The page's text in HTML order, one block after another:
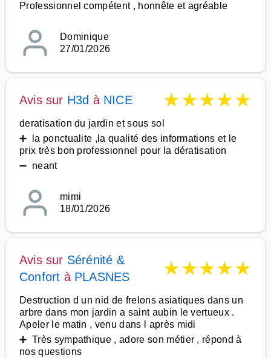
Professionnel compétent , honnête et agréable
Dominique
27/01/2026
Avis sur H3d à NICE ★★★★★
deratisation du jardin et sous sol
➕ la ponctualite ,la qualité des informations et le
prix très bon professionnel pour la dératisation
➖ neant
mimi
18/01/2026
Avis sur Sérénité &
Confort à PLASNES ★★★★★
Destruction d un nid de frelons asiatiques dans un
arbre dans mon jardin a saint aubin le vertueux .
Apeler le matin , venu dans l après midi
➕ Très sympathique , adore son métier , répond à
nos questions